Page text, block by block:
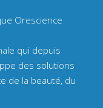
Orescience
qui depuis
des solutions
de la beauté, du